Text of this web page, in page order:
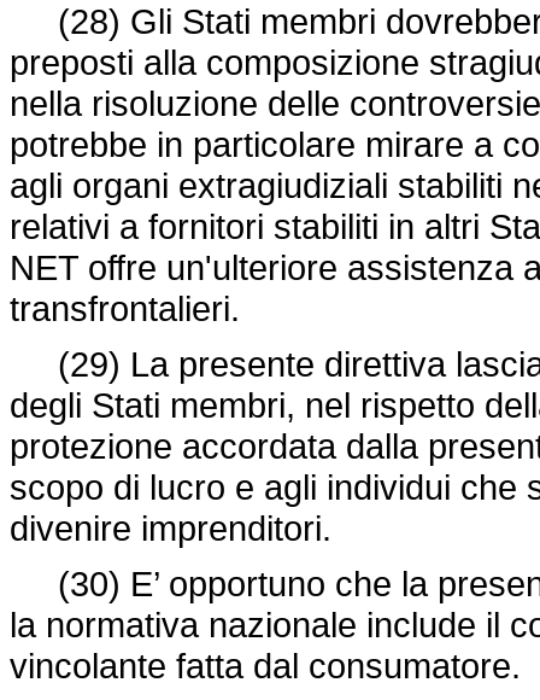
(28) Gli Stati membri
preposti alla composizione
nella risoluzione delle
potrebbe in particolare mirare a
agli organi extragiudiziali stabiliti
relativi a fornitori stabiliti in altri
NET offre un'ulteriore assistenza
transfrontalieri.
(29) La presente direttiva
degli Stati membri, nel rispetto
protezione accordata dalla
scopo di lucro e agli individui che
divenire imprenditori.
(30) E’ opportuno che la
la normativa nazionale include il
vincolante fatta dal consumatore.